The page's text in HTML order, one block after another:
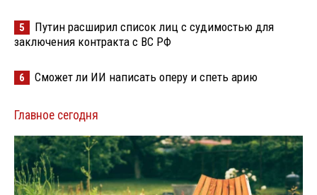
5
Путин расширил список лиц с судимостью для
заключения контракта с ВС РФ
6 Сможет ли ИИ написать оперу и спеть арию
Главное сегодня